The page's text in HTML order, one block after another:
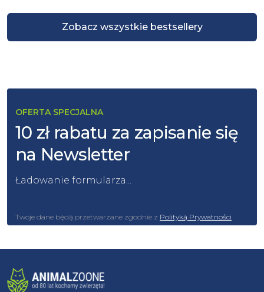
Zobacz wszystkie bestsellery
OFERTA SPECJALNA
10 zł rabatu za zapisanie się
na Newsletter
Ładowanie formularza...
Twoje dane będą przetwarzane zgodnie z Polityką Prywatności